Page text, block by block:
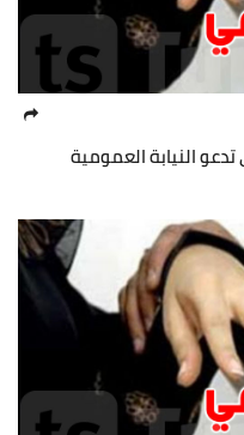
النيابة العمومية